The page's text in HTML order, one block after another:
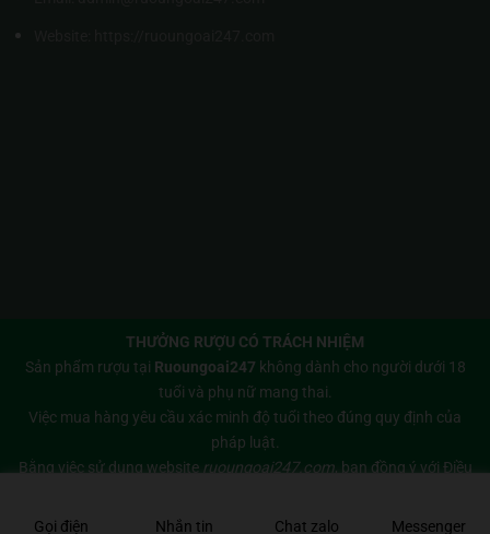
THƯỞNG RƯỢU CÓ TRÁCH NHIỆM
Sản phẩm rượu tại Ruoungoai247 không dành cho người dưới 18
tuổi và phụ nữ mang thai.
Việc mua hàng yêu cầu xác minh độ tuổi theo đúng quy định của
pháp luật.
Bằng việc sử dụng website ruoungoai247.com, bạn đồng ý với Điều
Copyright 2026 © Bản quyền thuộc về
Rượu Ngoại 247
Gọi điện Nhắn tin Chat zalo Messenger